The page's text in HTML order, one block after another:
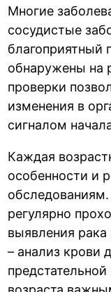
Многие
сосудистые
благоприятный
обнаружены на
проверки
изменения в
сигналом
Каждая
особенности и
регулярно
выявления
– анализ крови